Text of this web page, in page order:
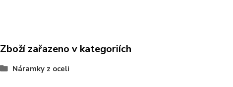
Zboží zařazeno v kategoriích
Náramky z oceli